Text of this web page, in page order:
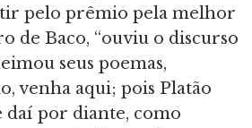
pelo prêmio pela melhor
de Baco, “ouviu o discurso
seus poemas,
venha aqui; pois Platão
daí por diante, como